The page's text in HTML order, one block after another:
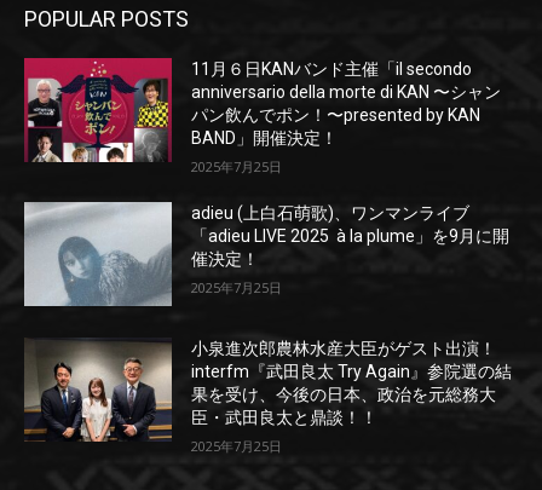
POPULAR POSTS
11月６日KANバンド主催「il secondo
anniversario della morte di KAN 〜シャン
パン飲んでポン！〜presented by KAN
BAND」開催決定！
2025年7月25日
adieu (上白石萌歌)、ワンマンライブ
「adieu LIVE 2025 à la plume」を9月に開
催決定！
2025年7月25日
小泉進次郎農林水産大臣がゲスト出演！
interfm『武田良太 Try Again』参院選の結
果を受け、今後の日本、政治を元総務大
臣・武田良太と鼎談！！
2025年7月25日